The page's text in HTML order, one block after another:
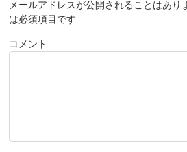
メールアドレスが公開されることはあり
は必須項目です
コメント